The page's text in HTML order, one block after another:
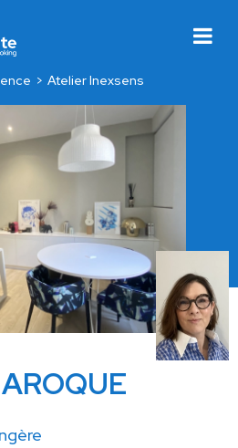
Atelier Inexsens